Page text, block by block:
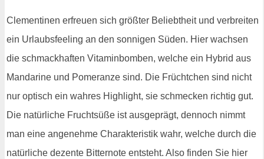
Clementinen erfreuen sich größter Beliebtheit und verbreiten
ein Urlaubsfeeling an den sonnigen Süden. Hier wachsen
die schmackhaften Vitaminbomben, welche ein Hybrid aus
Mandarine und Pomeranze sind. Die Früchtchen sind nicht
nur optisch ein wahres Highlight, sie schmecken richtig gut.
Die natürliche Fruchtsüße ist ausgeprägt, dennoch nimmt
man eine angenehme Charakteristik wahr, welche durch die
natürliche dezente Bitternote entsteht. Also finden Sie hier